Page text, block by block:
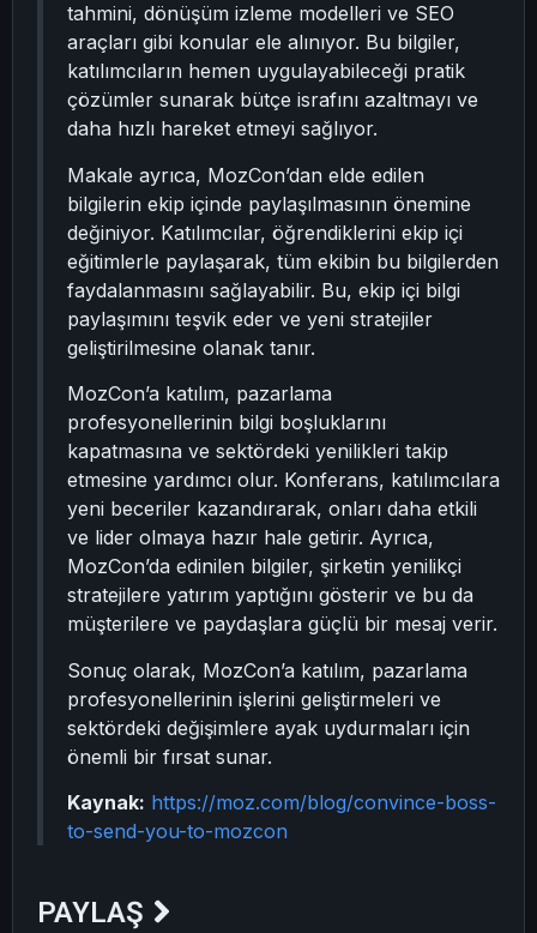
tahmini, dönüşüm izleme modelleri ve SEO
araçları gibi konular ele alınıyor. Bu bilgiler,
katılımcıların hemen uygulayabileceği pratik
çözümler sunarak bütçe israfını azaltmayı ve
daha hızlı hareket etmeyi sağlıyor.
Makale ayrıca, MozCon’dan elde edilen
bilgilerin ekip içinde paylaşılmasının önemine
değiniyor. Katılımcılar, öğrendiklerini ekip içi
eğitimlerle paylaşarak, tüm ekibin bu bilgilerden
faydalanmasını sağlayabilir. Bu, ekip içi bilgi
paylaşımını teşvik eder ve yeni stratejiler
geliştirilmesine olanak tanır.
MozCon’a katılım, pazarlama
profesyonellerinin bilgi boşluklarını
kapatmasına ve sektördeki yenilikleri takip
etmesine yardımcı olur. Konferans, katılımcılara
yeni beceriler kazandırarak, onları daha etkili
ve lider olmaya hazır hale getirir. Ayrıca,
MozCon’da edinilen bilgiler, şirketin yenilikçi
stratejilere yatırım yaptığını gösterir ve bu da
müşterilere ve paydaşlara güçlü bir mesaj verir.
Sonuç olarak, MozCon’a katılım, pazarlama
profesyonellerinin işlerini geliştirmeleri ve
sektördeki değişimlere ayak uydurmaları için
önemli bir fırsat sunar.
Kaynak: https://moz.com/blog/convince-boss-
to-send-you-to-mozcon
PAYLAŞ